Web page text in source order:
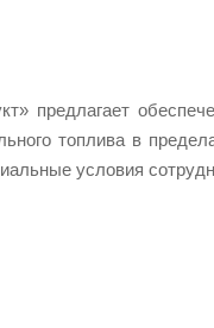
предлагает
топлива в
условия